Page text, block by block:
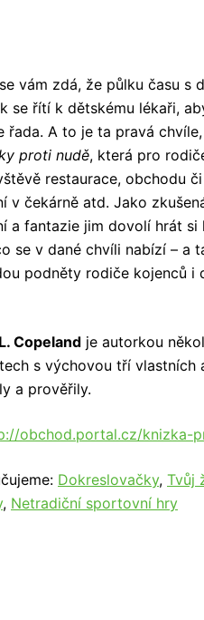
vám zdá, že půlku času s
se řítí k dětskému lékaři,
řada. A to je ta pravá
proti nudě, která pro
restaurace, obchodu
v čekárně atd. Jako
a fantazie jim dovolí hrát
se v dané chvíli nabízí – a
podněty rodiče kojenců i
Copeland je autorkou
s výchovou tří
a prověřily.
obchod.portal.cz/knizka-
Dokreslovačky, Tvůj
, Netradiční sportovní hry